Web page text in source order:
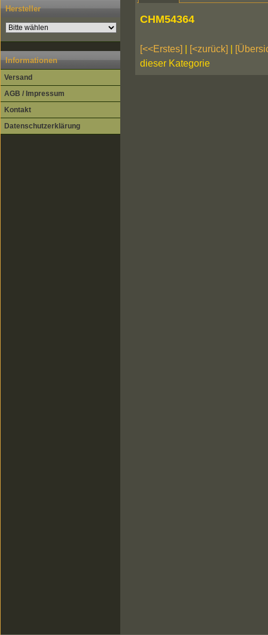
Hersteller
Informationen
Versand
AGB / Impressum
Kontakt
Datenschutzerklärung
CHM54364
[<<Erstes] [<zurück]
dieser Kategorie